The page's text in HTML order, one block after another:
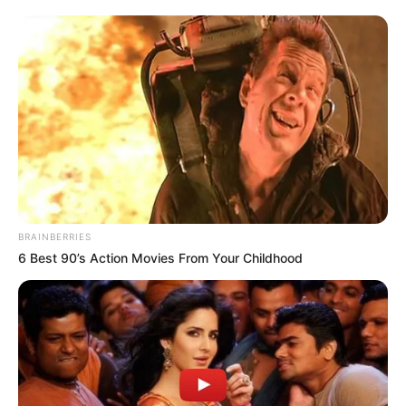
Готра, три автобуси, за кожен із яких ужгородці
заплатили по 5,3 млн грн, стоять, як то кажуть, «на
приколі».І стоятимуть, ще, щонайменше 2 місяці!
Поки не буде оголошено новий конкурс із
дотримання усіх вимог.
BRAINBERRIES
6 Best 90’s Action Movies From Your Childhood